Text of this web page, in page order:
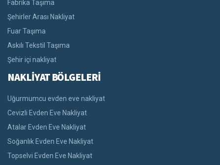
Fabrika Taşıma
Şehirler Arası Nakliyat
Fuar Taşıma
Askılı Tekstil Taşıma
Şehir içi nakliyat
NAKLİYAT BÖLGELERİ
Uğurmumcu evden eve nakliyat
Cevizli Evden Eve Nakliyat
Atalar Evden Eve Nakliyat
Soğanlık Evden Eve Nakliyat
Topselvi Evden Eve Nakliyat